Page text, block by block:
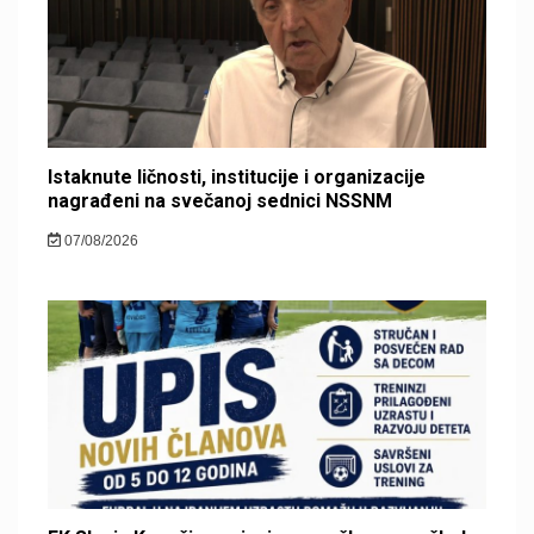
Istaknute ličnosti, institucije i organizacije
nagrađeni na svečanoj sednici NSSNM
07/08/2026